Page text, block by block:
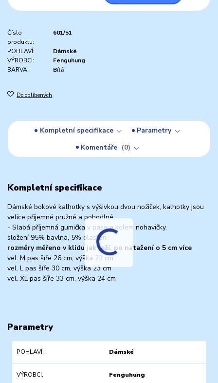
Číslo
produktu:
601/51
POHLAVÍ:
Dámské
VÝROBCI:
Fenguhung
BARVA:
Bílá
Do oblíbených
Kompletní specifikace
Parametry
Komentáře
0
Kompletní specifikace
Dámské bokové kalhotky s výšivkou dvou nožiček, kalhotky jsou
velice příjemné pružné a pohodlné.
- Slabá příjemná gumička v pase a kolem nohavičky.
složení 95% bavlna, 5% elasten
rozměry měřeno v klidu jak leží, po natažení o 5 cm více
vel. M pas šíře 26 cm, výška 22 cm
vel. L pas šíře 30 cm, výška 23 cm
vel. XL pas šíře 33 cm, výška 24 cm
Parametry
POHLAVÍ Dámské
VÝROBCI Fenguhung